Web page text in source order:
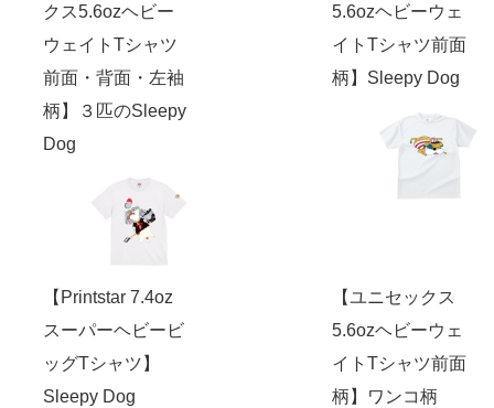
クス5.6ozヘビー
ウェイトTシャツ
前面・背面・左袖
柄】３匹のSleepy
Dog
5.6ozヘビーウェ
イトTシャツ前面
柄】Sleepy Dog
【Printstar 7.4oz
スーパーヘビービ
ッグTシャツ】
Sleepy Dog
【ユニセックス
5.6ozヘビーウェ
イトTシャツ前面
柄】ワンコ柄